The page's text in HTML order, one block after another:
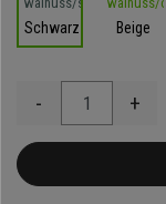
Schwarz Beige
- +